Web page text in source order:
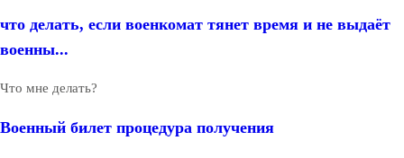
что делать, если военкомат тянет время и не выдаёт
военны...
Что мне делать?
Военный билет процедура получения